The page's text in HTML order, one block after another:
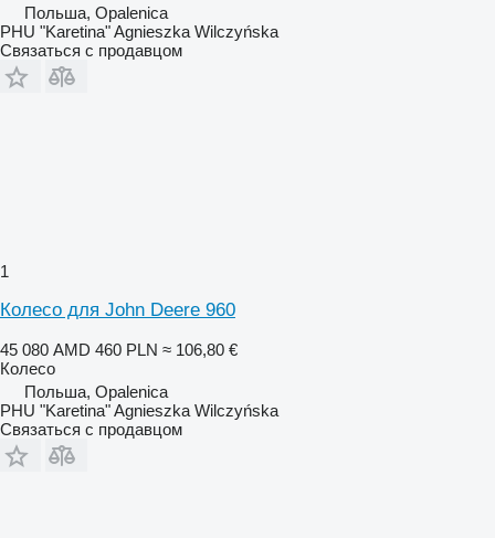
Польша, Opalenica
PHU "Karetina" Agnieszka Wilczyńska
Связаться с продавцом
1
Колесо для John Deere 960
45 080 AMD 460 PLN ≈ 106,80 €
Колесо
Польша, Opalenica
PHU "Karetina" Agnieszka Wilczyńska
Связаться с продавцом